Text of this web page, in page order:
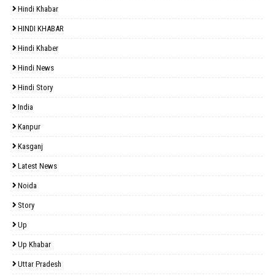
Hindi Khabar
HINDI KHABAR
Hindi Khaber
Hindi News
Hindi Story
India
Kanpur
Kasganj
Latest News
Noida
Story
Up
Up Khabar
Uttar Pradesh